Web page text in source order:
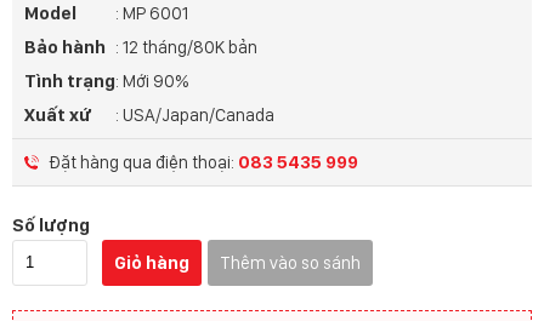
Model
: MP 6001
Bảo hành : 12 tháng/80K bản
Tình trạng: Mới 90%
Xuất xứ
: USA/Japan/Canada
Đặt hàng qua điện thoại: 083 5435 999
Số lượng
Giỏ hàng
Thêm vào so sánh